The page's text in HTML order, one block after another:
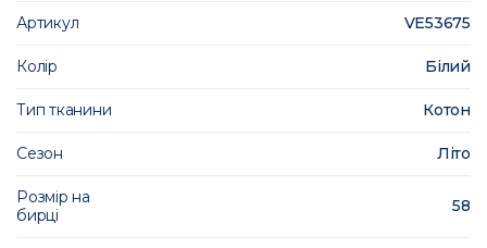
Артикул VE53675
Колір Білий
Тип тканини Котон
Сезон Літо
Розмір на
бирці
58